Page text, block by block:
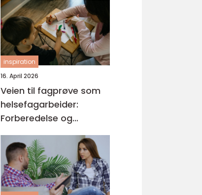
inspiration
16. April 2026
Veien til fagprøve som
helsefagarbeider:
Forberedelse og
kompetansemål